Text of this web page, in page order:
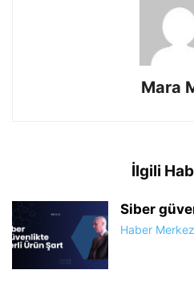
Mara
İlgili
Siber
Haber